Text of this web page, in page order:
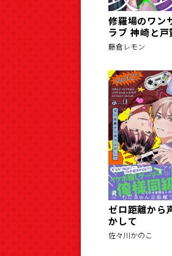
修羅場のワン
ラブ 神崎と
藤倉レモン
ゼロ距離から
かして
佐々川かのこ